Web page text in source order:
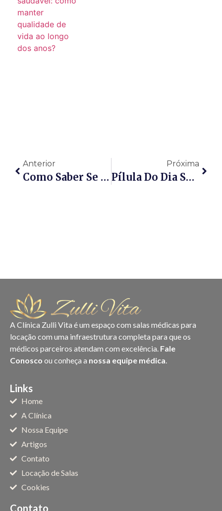
Anterior
Como Saber Se Estou Grávida
Próxima
Pílula Do Dia Seguinte: Valor, Nomes E Como Tomar
A Clínica Zulli Vita é um espaço com salas médicas para
locação com uma infraestrutura completa para que os
médicos parceiros atendam com excelência. Fale
Conosco ou conheça a nossa equipe médica.
Links
Home
A Clínica
Nossa Equipe
Artigos
Contato
Locação de Salas
Cookies
Contato